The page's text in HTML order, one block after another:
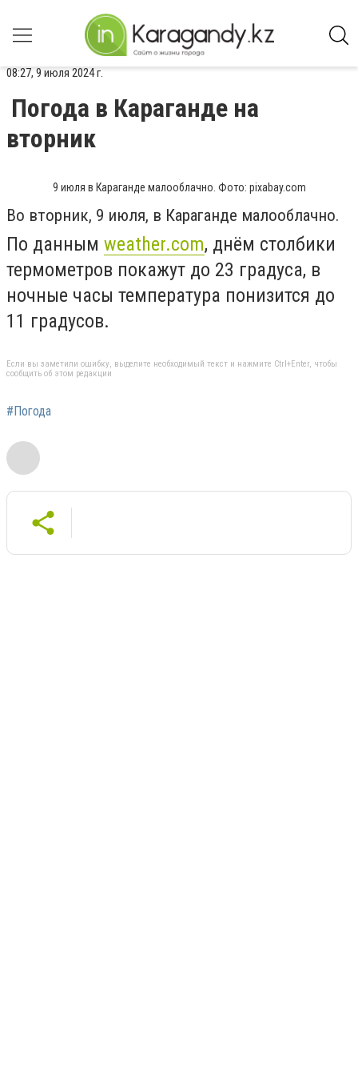
08:27, 9 июля 2024 г.
Погода в Караганде на
вторник
9 июля в Караганде малооблачно. Фото: pixabay.com
Во вторник, 9 июля, в Караганде малооблачно.
По данным weather.com, днём столбики
термометров покажут до 23 градуса, в
ночные часы температура понизится до
11 градусов.
Если вы заметили ошибку, выделите необходимый текст и нажмите Ctrl+Enter, чтобы
сообщить об этом редакции
#Погода